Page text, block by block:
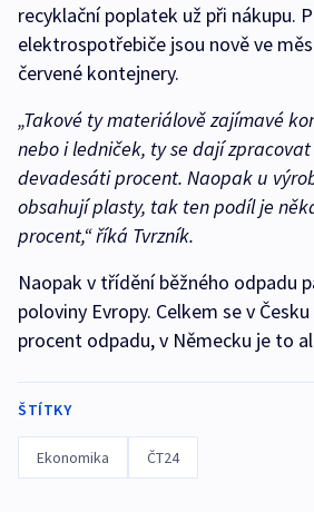
recyklační poplatek už při nákupu.
elektrospotřebiče jsou nově ve
červené kontejnery.
„Takové ty materiálově zajímavé
nebo i ledniček, ty se dají
devadesáti procent. Naopak u
obsahují plasty, tak ten podíl je
procent,“ říká Tvrzník.
Naopak v třídění běžného odpadu
poloviny Evropy. Celkem se v
procent odpadu, v Německu je to
ŠTÍTKY
Ekonomika ČT24